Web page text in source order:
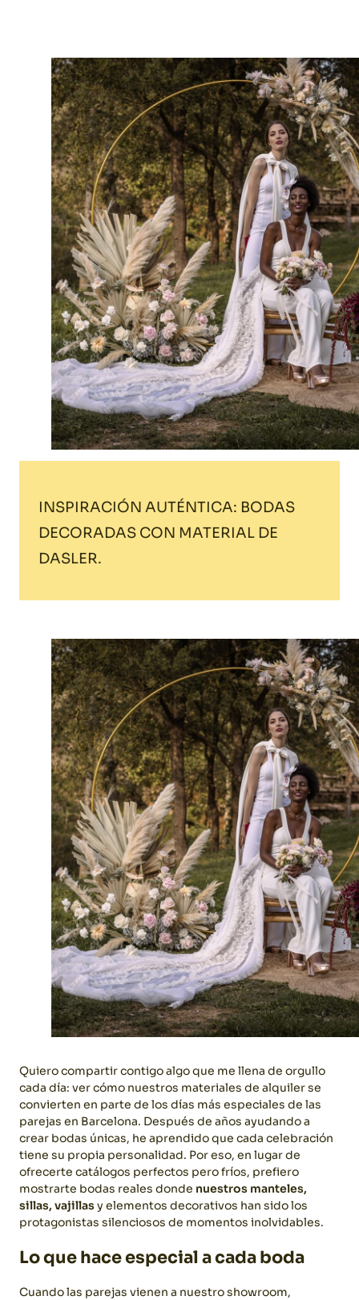
INSPIRACIÓN AUTÉNTICA: BODAS
DECORADAS CON MATERIAL DE
DASLER.
Quiero compartir contigo algo que me llena de orgullo
cada día: ver cómo nuestros materiales de alquiler se
convierten en parte de los días más especiales de las
parejas en Barcelona. Después de años ayudando a
crear bodas únicas, he aprendido que cada celebración
tiene su propia personalidad. Por eso, en lugar de
ofrecerte catálogos perfectos pero fríos, prefiero
mostrarte bodas reales donde nuestros manteles,
sillas, vajillasy elementos decorativos han sido los
protagonistas silenciosos de momentos inolvidables.
Lo que hace especial a cada boda
Cuando las parejas vienen a nuestro showroom,